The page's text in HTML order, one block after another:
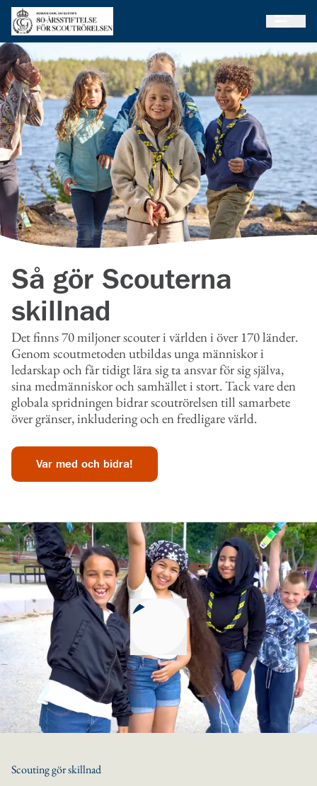
Gå till huvudinnehållet
Så gör Scouterna
skillnad
Det finns 70 miljoner scouter i världen i över 170 länder.
Genom scout­metoden utbildas unga människor i
ledarskap och får tidigt lära sig ta ansvar för sig själva,
sina medmänniskor och samhället i stort. Tack vare den
globala spridningen bidrar scout­rörelsen till samarbete
över gränser, inkludering och en fredligare värld.​
Var med och bidra!
Spela upp
Scouting gör skillnad